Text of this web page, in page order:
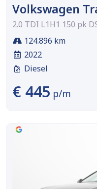
Volkswagen
2.0 TDI L1H1 150 pk
124.896 km
2022
Diesel
€ 445 p/m